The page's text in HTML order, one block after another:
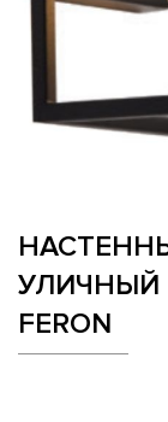
УЛИЧНЫЙ
FERON